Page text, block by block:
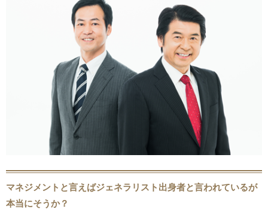
マネジメントと言えばジェネラリスト出身者と言われているが
本当にそうか？